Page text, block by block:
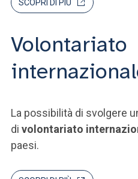
SCOPRI DI PIÙ
Volontariato
La possibilità di svolgere
di volontariato
paesi.